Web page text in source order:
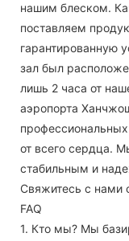
нашим блеском.
поставляем
гарантированную
зал был
лишь 2 часа от
аэропорта
от всего сердца.
стабильным и
Свяжитесь с нами
FAQ
1. Кто мы? Мы